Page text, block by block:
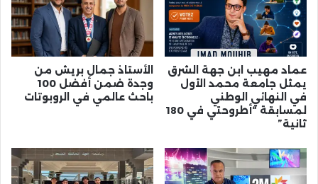
عماد مهيب ابن جهة الشرق
يمثل جامعة محمد الأول
في النهائي الوطني
لمسابقة “أطروحتي في 180
ثانية”
الأستاذ جمال بريش من
وجدة ضمن أفضل 100
باحث عالمي في الروبوتات